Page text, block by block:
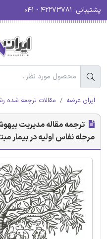
پشتیبانی:
ایران عرضه مقالات ترجمه شده
ترجمه مقاله مدیریت
مرحله نفاس اولیه در بیمار